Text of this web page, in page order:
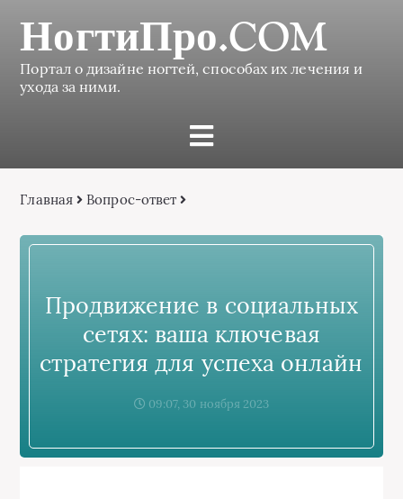
НогтиПро.COM
Портал о дизайне ногтей, способах их лечения и
ухода за ними.
Главная Вопрос-ответ
Продвижение в социальных
сетях: ваша ключевая
стратегия для успеха онлайн
09:07, 30 ноября 2023